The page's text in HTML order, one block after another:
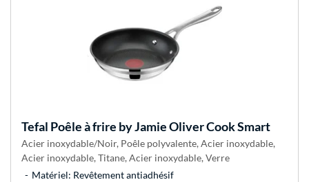
Tefal Poêle à frire by Jamie Oliver Cook Smart
Acier inoxydable/Noir, Poêle polyvalente, Acier inoxydable,
Acier inoxydable, Titane, Acier inoxydable, Verre
Matériel: Revêtement antiadhésif